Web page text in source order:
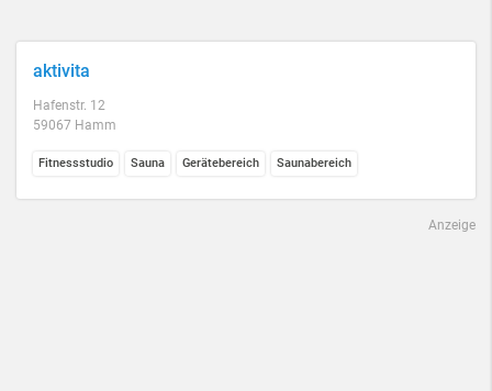
aktivita
Hafenstr. 12
59067 Hamm
Fitnessstudio Sauna Gerätebereich Saunabereich
Anzeige